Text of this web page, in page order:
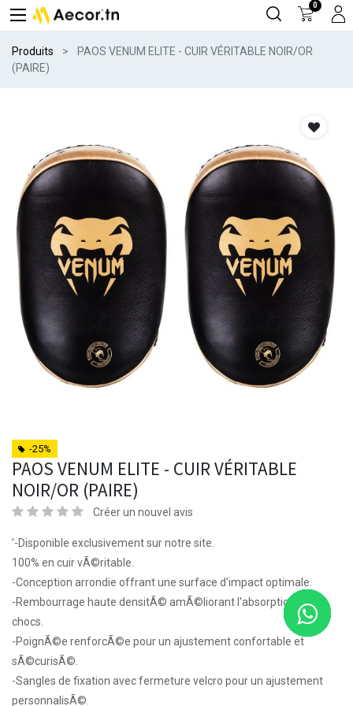
0
Produits
PAOS VENUM ELITE - CUIR VÉRITABLE NOIR/OR
(PAIRE)
-25%
PAOS VENUM ELITE - CUIR VÉRITABLE
NOIR/OR (PAIRE)
Créer un nouvel avis
'-Disponible exclusivement sur notre site.
100% en cuir vÃ©ritable.
-Conception arrondie offrant une surface d'impact optimale.
-Rembourrage haute densitÃ© amÃ©liorant l'absorption des
chocs.
-PoignÃ©e renforcÃ©e pour un ajustement confortable et
sÃ©curisÃ©.
-Sangles de fixation avec fermeture velcro pour un ajustement
personnalisÃ©.